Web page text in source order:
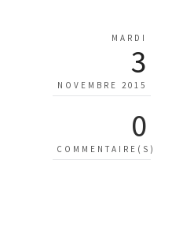
MARDI
3
NOVEMBRE 2015
0
COMMENTAIRE(S)